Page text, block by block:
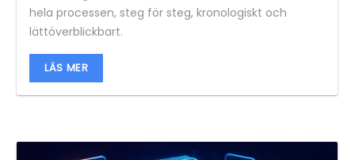
hela processen, steg för steg, kronologiskt och
lättöverblickbart.
LÄS MER